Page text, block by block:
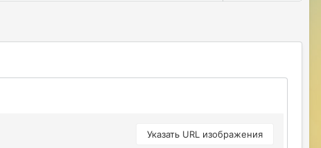
Указать URL изображения
Justina 08/04/26 11:33 AM
ДусяАгрегаТ 08/04/26 11:37 AM